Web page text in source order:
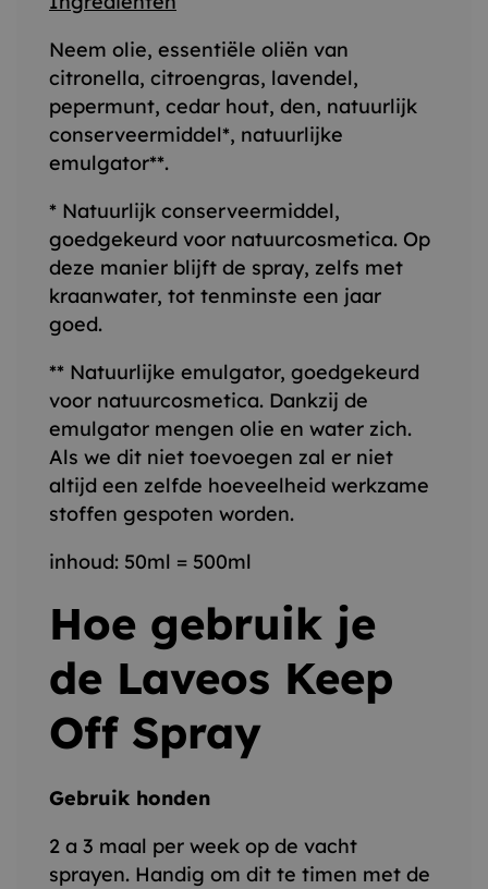
Neem olie, essentiële oliën van
citronella, citroengras, lavendel,
pepermunt, cedar hout, den, natuurlijk
conserveermiddel*, natuurlijke
emulgator**.
* Natuurlijk conserveermiddel,
goedgekeurd voor natuurcosmetica. Op
deze manier blijft de spray, zelfs met
kraanwater, tot tenminste een jaar
goed.
** Natuurlijke emulgator, goedgekeurd
voor natuurcosmetica. Dankzij de
emulgator mengen olie en water zich.
Als we dit niet toevoegen zal er niet
altijd een zelfde hoeveelheid werkzame
stoffen gespoten worden.
inhoud: 50ml = 500ml
Hoe gebruik je
de Laveos Keep
Off Spray
Gebruik honden
2 a 3 maal per week op de vacht
sprayen. Handig om dit te timen met de